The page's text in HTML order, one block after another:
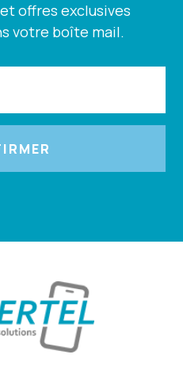
offres exclusives
votre boîte mail.